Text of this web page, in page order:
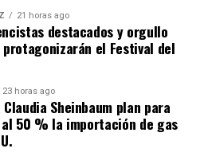
21 horas ago
destacados y orgullo
el Festival del
23 horas ago
Sheinbaum plan para
50 % la importación de gas